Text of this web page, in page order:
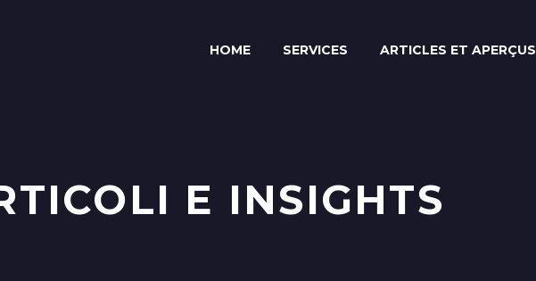
HOME SERVICES ARTICLES ET APERÇUS
E INSIGHTS